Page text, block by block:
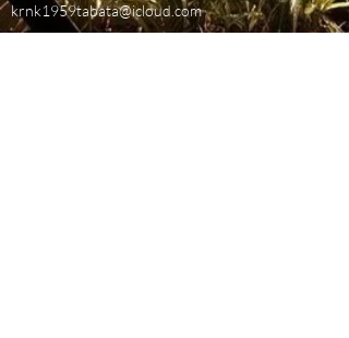
krnk1959tabata@icloud.com